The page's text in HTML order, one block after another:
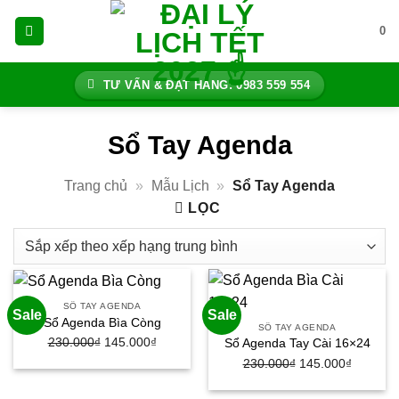
0
TƯ VẤN & ĐẶT HÀNG: 0983 559 554
Sổ Tay Agenda
Trang chủ » Mẫu Lịch » Sổ Tay Agenda
LỌC
Sale
SỔ TAY AGENDA
Sổ Agenda Bìa Còng
230.000₫ Giá
145.000₫Giá
Sale
SỔ TAY AGENDA
Sổ Agenda Tay Cài 16×24
230.000₫ Giá
145.000₫Giá